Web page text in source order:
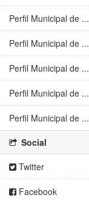
Perfil Municipal de ...
Perfil Municipal de ...
Perfil Municipal de ...
Perfil Municipal de ...
Perfil Municipal de ...
Social
Twitter
Facebook